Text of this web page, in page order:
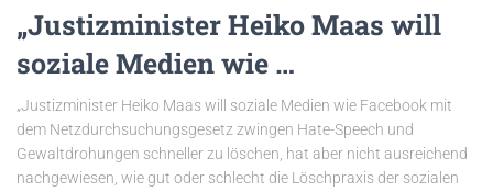
„Justizminister Heiko Maas will
soziale Medien wie …
„Justizminister Heiko Maas will soziale Medien wie Facebook mit
dem Netzdurchsuchungsgesetz zwingen Hate-Speech und
Gewaltdrohungen schneller zu löschen, hat aber nicht ausreichend
nachgewiesen, wie gut oder schlecht die Löschpraxis der sozialen